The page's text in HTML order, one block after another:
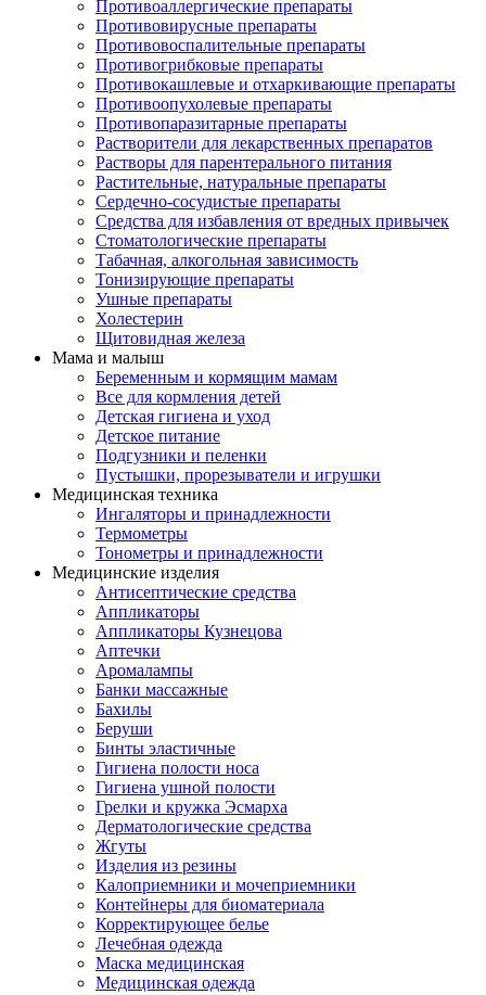
Противоаллергические препараты
Противовирусные препараты
Противовоспалительные препараты
Противогрибковые препараты
Противокашлевые и отхаркивающие препараты
Противоопухолевые препараты
Противопаразитарные препараты
Растворители для лекарственных препаратов
Растворы для парентерального питания
Растительные, натуральные препараты
Сердечно-сосудистые препараты
Средства для избавления от вредных привычек
Стоматологические препараты
Табачная, алкогольная зависимость
Тонизирующие препараты
Ушные препараты
Холестерин
Щитовидная железа
Мама и малыш
Беременным и кормящим мамам
Все для кормления детей
Детская гигиена и уход
Детское питание
Подгузники и пеленки
Пустышки, прорезыватели и игрушки
Медицинская техника
Ингаляторы и принадлежности
Термометры
Тонометры и принадлежности
Медицинские изделия
Антисептические средства
Аппликаторы
Аппликаторы Кузнецова
Аптечки
Аромалампы
Банки массажные
Бахилы
Беруши
Бинты эластичные
Гигиена полости носа
Гигиена ушной полости
Грелки и кружка Эсмарха
Дерматологические средства
Жгуты
Изделия из резины
Калоприемники и мочеприемники
Контейнеры для биоматериала
Корректирующее белье
Лечебная одежда
Маска медицинская
Медицинская одежда